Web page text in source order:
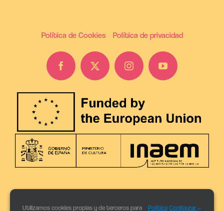
Política de Cookies Política de privacidad
Utilizamos cookies propias y de terceros para Política Configurar